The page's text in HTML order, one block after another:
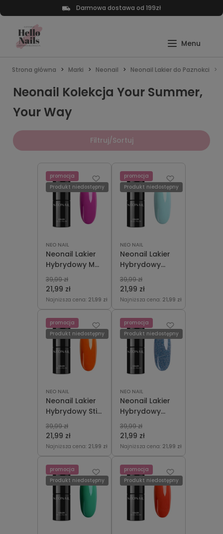
Darmowa dostawa od 199zł
Strona główna Marki Neonail Neonail Lakier do Paznokci
Neonail Kolekcja Your Summer,
Your Way
Filtruj/Sortuj
NEO NAIL
Neonail Lakier
Hybrydowy Me
& You Just Us
Two 7,2 ml
21,99 zł
39,99 zł
Najniższa cena: 21,99 zł
promocja
Produkt niedostępny
NEO NAIL
Neonail Lakier
Hybrydowy
Ocean Baby 7,2
ml
21,99 zł
39,99 zł
Najniższa cena: 21,99 zł
promocja
Produkt niedostępny
NEO NAIL
Neonail Lakier
Hybrydowy Still
On The Beach
7,2 ml
21,99 zł
39,99 zł
Najniższa cena: 21,99 zł
promocja
Produkt niedostępny
NEO NAIL
Neonail Lakier
Hybrydowy
Surf's Up 7,2 ml
21,99 zł
39,99 zł
Najniższa cena: 21,99 zł
promocja
Produkt niedostępny
promocja
Produkt niedostępny
promocja
Produkt niedostępny